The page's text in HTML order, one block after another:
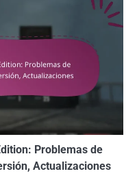
Problemas de
Actualizaciones